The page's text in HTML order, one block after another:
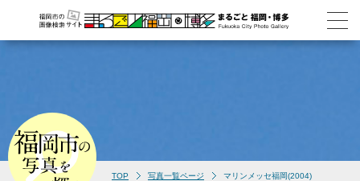
TOP 写真一覧ページ マリンメッセ福岡(2004)